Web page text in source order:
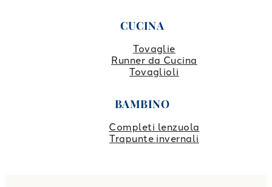
CUCINA
Tovaglie
Runner da Cucina
Tovaglioli
BAMBINO
Completi lenzuola
Trapunte invernali